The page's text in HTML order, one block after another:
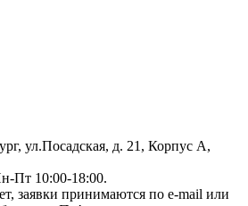
ул.Посадская, д. 21, Корпус А,
Пт 10:00-18:00.
заявки принимаются по e-mail или